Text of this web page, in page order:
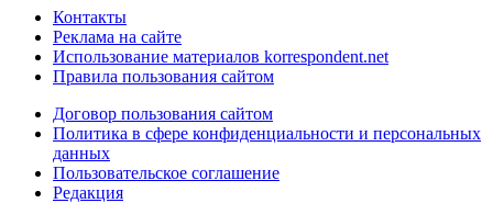
Контакты
Реклама на сайте
Использование материалов korrespondent.net
Правила пользования сайтом
Договор пользования сайтом
Политика в сфере конфиденциальности и персональных
данных
Пользовательское соглашение
Редакция